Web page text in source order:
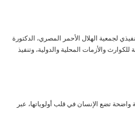
لجمعية الهلال الأحمر المصري، الدكتورة
للكوارث والأزمات المحلية والدولية، وتنفيذ
واضحة تضع الإنسان في قلب أولوياتها، عبر